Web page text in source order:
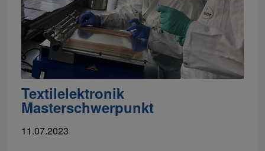
Textilelektronik
Masterschwerpunkt
11.07.2023